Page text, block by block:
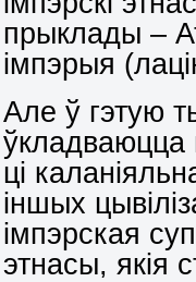
прыклады –
імпэрыя
Але ў гэтую
ўкладваюцца
ці
іншых
імпэрская
этнасы, якія